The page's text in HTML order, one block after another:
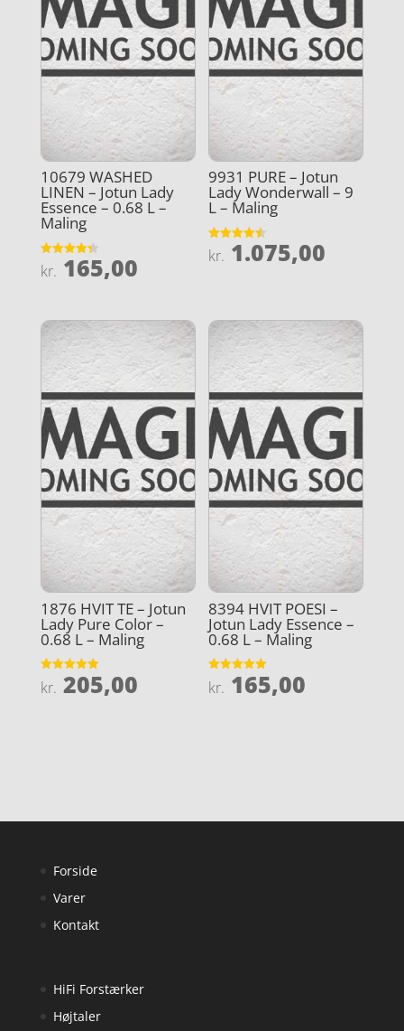
10679 WASHED
LINEN – Jotun Lady
Essence – 0.68 L –
Maling
Vurderet
4.3
kr. 165,00
9931 PURE – Jotun
Lady Wonderwall – 9
L – Maling
Vurderet
4.5
kr. 1.075,00
1876 HVIT TE – Jotun
Lady Pure Color –
0.68 L – Maling
Vurderet
5
kr. 205,00
8394 HVIT POESI –
Jotun Lady Essence –
0.68 L – Maling
Vurderet
4.9
kr. 165,00
Forside
Varer
Kontakt
HiFi Forstærker
Højtaler